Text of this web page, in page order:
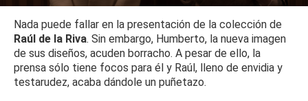
Nada puede fallar en la presentación de la colección de
Raúl de la Riva. Sin embargo, Humberto, la nueva imagen
de sus diseños, acuden borracho. A pesar de ello, la
prensa sólo tiene focos para él y Raúl, lleno de envidia y
testarudez, acaba dándole un puñetazo.